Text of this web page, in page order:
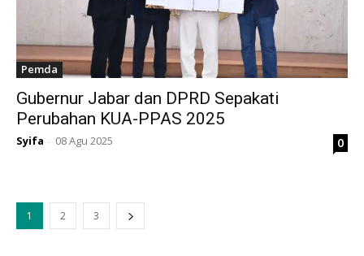
Pemda
Gubernur Jabar dan DPRD Sepakati
Perubahan KUA-PPAS 2025
Syifa - 08 Agu 2025 0
1 2 3